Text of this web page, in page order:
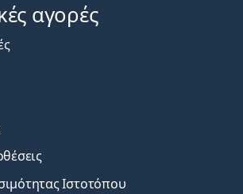
αγορές
Ιστοτόπου